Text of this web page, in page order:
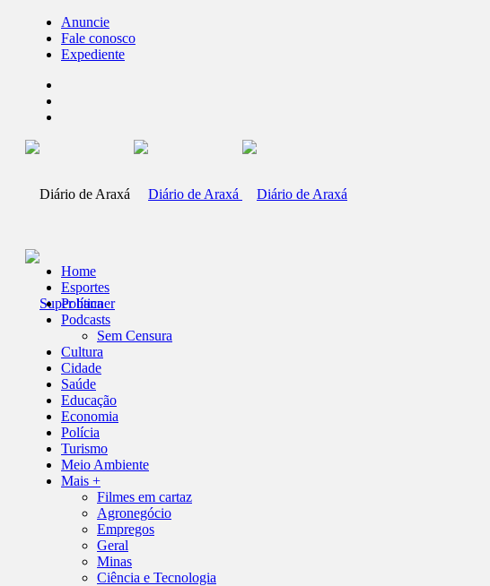
Anuncie
Fale conosco
Expediente
Home
Esportes
Política
Podcasts
Sem Censura
Cultura
Cidade
Saúde
Educação
Economia
Polícia
Turismo
Meio Ambiente
Mais +
Filmes em cartaz
Agronegócio
Empregos
Geral
Minas
Ciência e Tecnologia